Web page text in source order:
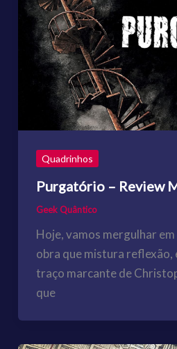
Quadrinhos
Purgatório – Review
Geek Quântico
Hoje, vamos mergulhar
obra que mistura reflexão,
traço marcante de
que